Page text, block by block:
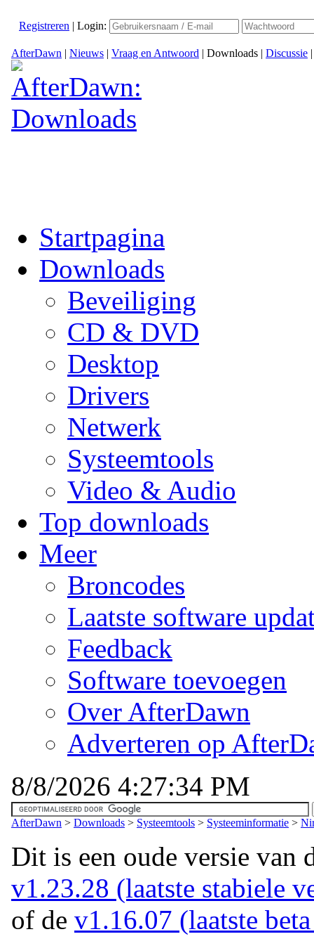
Registreren | Login:
AfterDawn | Nieuws | Vraag en Antwoord | Downloads | Discussie
Startpagina
Downloads
Beveiliging
CD & DVD
Desktop
Drivers
Netwerk
Systeemtools
Video & Audio
Top downloads
Meer
Broncodes
Laatste software
Feedback
Software toevoegen
Over AfterDawn
Adverteren op
8/8/2026 4:27:34 PM
AfterDawn > Downloads > Systeemtools > Systeeminformatie >
Dit is een oude versie van
v1.23.28 (laatste stabiele
of de v1.16.07 (laatste